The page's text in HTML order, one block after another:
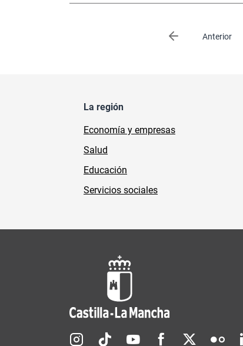
Anterior
Página anterior
La región
Economía y empresas
Salud
Educación
Servicios sociales
Redes sociales JCCM